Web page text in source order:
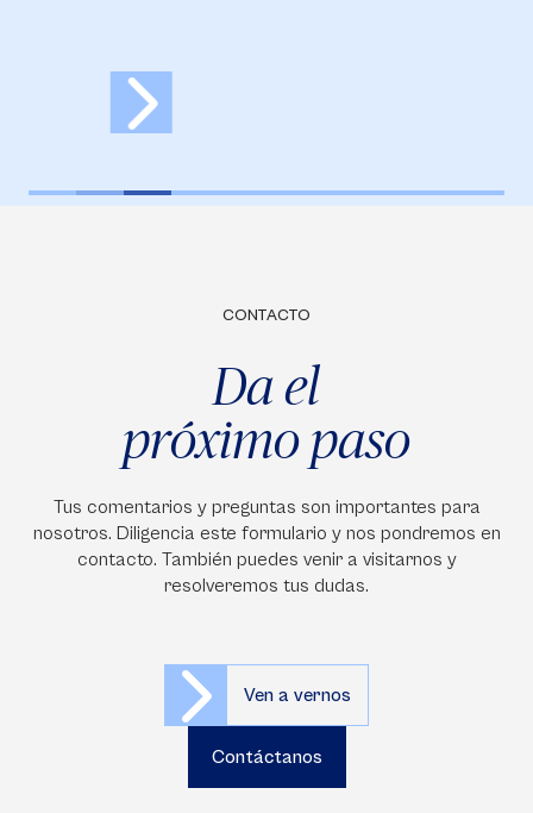
CONTACTO
Da el
próximo paso
Tus comentarios y preguntas son importantes para
nosotros. Diligencia este formulario y nos pondremos en
contacto. También puedes venir a visitarnos y
resolveremos tus dudas.
Ven a vernos
Contáctanos